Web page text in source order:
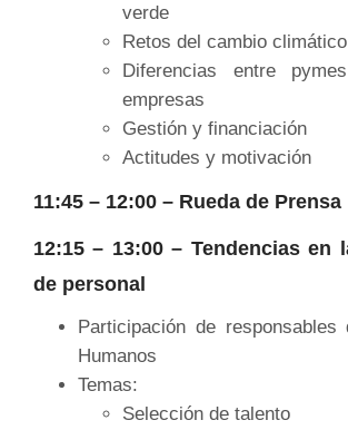
verde
Retos del cambio climático
Diferencias entre
empresas
Gestión y financiación
Actitudes y motivación
11:45 – 12:00 – Rueda de Prensa
12:15 – 13:00 – Tendencias en
de personal
Participación de responsables
Humanos
Temas:
Selección de talento